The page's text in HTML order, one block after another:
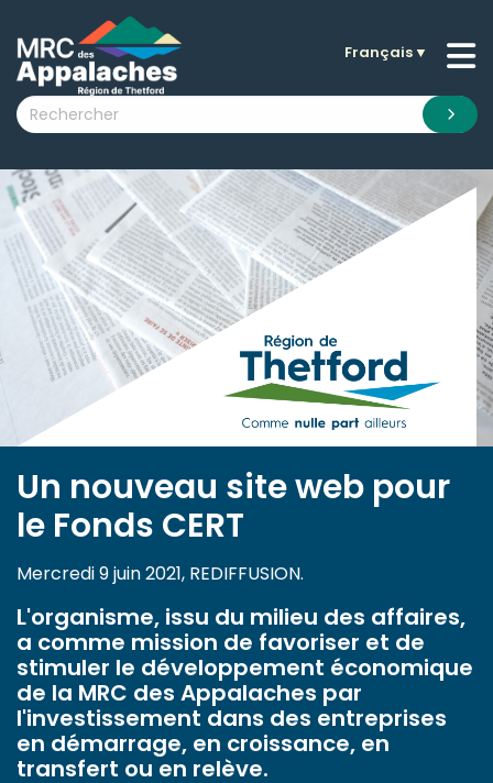
submenu (La MRC )
submenu (Citoyens )
submenu (Visiteurs )
submenu (Nouvelles )
submenu (Documentation )
Français▼
Un nouveau site web pour
le Fonds CERT
Mercredi 9 juin 2021, REDIFFUSION.
L'organisme, issu du milieu des affaires,
a comme mission de favoriser et de
stimuler le développement économique
de la MRC des Appalaches par
l'investissement dans des entreprises
en démarrage, en croissance, en
transfert ou en relève.